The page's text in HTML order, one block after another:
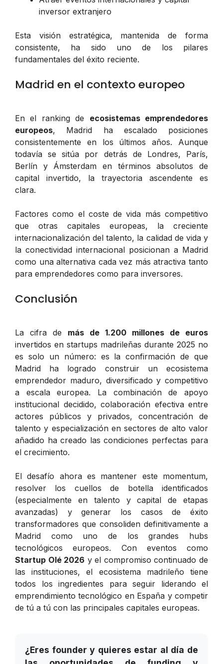
inversor extranjero
Esta visión estratégica, mantenida de forma
consistente, ha sido uno de los pilares
fundamentales del éxito reciente.
Madrid en el contexto europeo
En el ranking de ecosistemas emprendedores
europeos, Madrid ha escalado posiciones
consistentemente en los últimos años. Aunque
todavía se sitúa por detrás de Londres, París,
Berlín y Ámsterdam en términos absolutos de
capital invertido, la trayectoria ascendente es
clara.
Factores como el coste de vida más competitivo
que otras capitales europeas, la creciente
internacionalización del talento, la calidad de vida y
la conectividad internacional posicionan a Madrid
como una alternativa cada vez más atractiva tanto
para emprendedores como para inversores.
Conclusión
La cifra de más de 1.200 millones de euros
invertidos en startups madrileñas durante 2025 no
es solo un número: es la confirmación de que
Madrid ha logrado construir un ecosistema
emprendedor maduro, diversificado y competitivo
a escala europea. La combinación de apoyo
institucional decidido, colaboración efectiva entre
actores públicos y privados, concentración de
talento y especialización en sectores de alto valor
añadido ha creado las condiciones perfectas para
el crecimiento.
El desafío ahora es mantener este momentum,
resolver los cuellos de botella identificados
(especialmente en talento y capital de etapas
avanzadas) y generar los casos de éxito
transformadores que consoliden definitivamente a
Madrid como uno de los grandes hubs
tecnológicos europeos. Con eventos como
Startup Olé 2026 y el compromiso continuado de
las instituciones, el ecosistema madrileño tiene
todos los ingredientes para seguir liderando el
emprendimiento tecnológico en España y competir
de tú a tú con las principales capitales europeas.
¿Eres founder y quieres estar al día de